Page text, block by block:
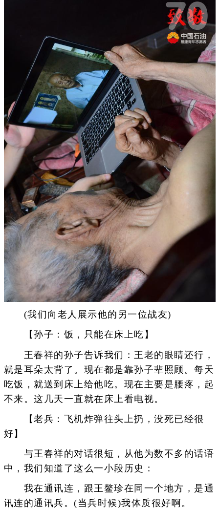
(我们向老人展示他的另一位战友)
【孙子：饭，只能在床上吃】
王春祥的孙子告诉我们：王老的眼睛还行，
就是耳朵太背了。现在都是靠孙子辈照顾。每天
吃饭，就送到床上给他吃。现在主要是腰疼，起
不来。这几天一直就在床上看电视。
【老兵：飞机炸弹往头上扔，没死已经很
好】
与王春祥的对话很短，从他为数不多的话语
中，我们知道了这么一小段历史：
我在通讯连，跟王鳌珍在同一个地方，是通
讯连的通讯兵。(当兵时候)我体质很好啊。